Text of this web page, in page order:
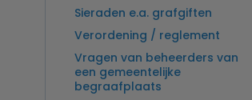
Sieraden e.a. grafgiften
Verordening / reglement
Vragen van beheerders van
een gemeentelijke
begraafplaats